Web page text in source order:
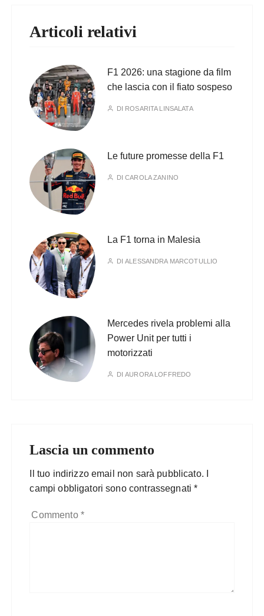
Articoli relativi
F1 2026: una stagione da film
che lascia con il fiato sospeso
DI ROSARITA LINSALATA
Le future promesse della F1
DICAROLA ZANINO
La F1 torna in Malesia
DIALESSANDRA MARCOTULLIO
Mercedes rivela problemi alla
Power Unit per tutti i
motorizzati
DIAURORA LOFFREDO
Lascia un commento
Il tuo indirizzo email non sarà pubblicato.
campi obbligatori sono contrassegnati*
Commento *